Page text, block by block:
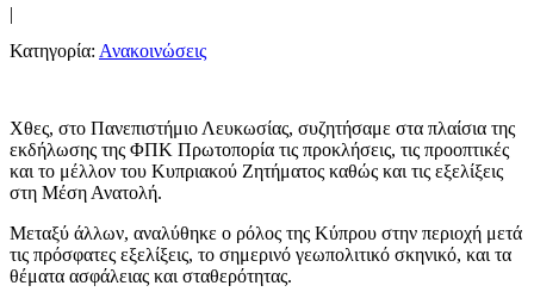
|
Κατηγορία: Ανακοινώσεις
Χθες, στο Πανεπιστήμιο Λευκωσίας, συζητήσαμε στα πλαίσια της
εκδήλωσης της ΦΠΚ Πρωτοπορία τις προκλήσεις, τις προοπτικές
και το μέλλον του Κυπριακού Ζητήματος καθώς και τις εξελίξεις
στη Μέση Ανατολή.
Μεταξύ άλλων, αναλύθηκε ο ρόλος της Κύπρου στην περιοχή μετά
τις πρόσφατες εξελίξεις, το σημερινό γεωπολιτικό σκηνικό, και τα
θέματα ασφάλειας και σταθερότητας.